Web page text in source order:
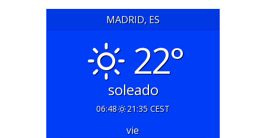
MADRID, ES
22°
soleado
06:48 21:35 CEST
vie